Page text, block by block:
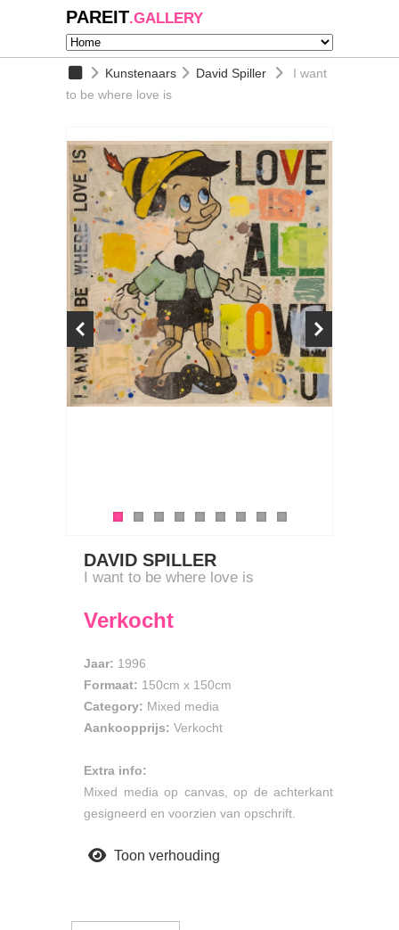
PAREIT.GALLERY
Kunstenaars David Spiller
I want
to be where love is
DAVID SPILLER
I want to be where love is
Verkocht
Jaar: 1996
Formaat: 150cm x 150cm
Category: Mixed media
Aankoopprijs: Verkocht
Extra info:
Mixed media op canvas, op de achterkant
gesigneerd en voorzien van opschrift.
Toon verhouding